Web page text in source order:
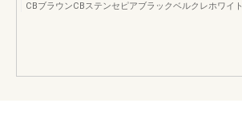
CBブラウンCBステンセピアブラックベルクレホワイト